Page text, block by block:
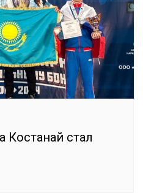
Костанай стал